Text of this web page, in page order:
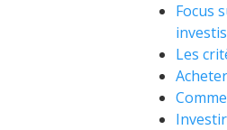
Focus
Les